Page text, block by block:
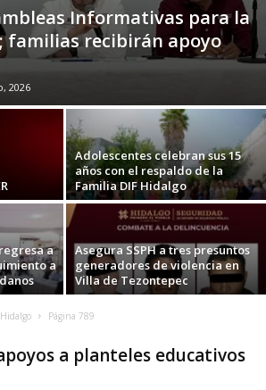
Informativas para la
familias recibirán apoyo
2026
Adolescentes celebran sus 15
años con el respaldo de la
Familia DIF Hidalgo
a
a
Asegura SSPH a tres presuntos
generadores de violencia en
Villa de Tezontepec
Hidalgo
Página 789
a planteles educativos